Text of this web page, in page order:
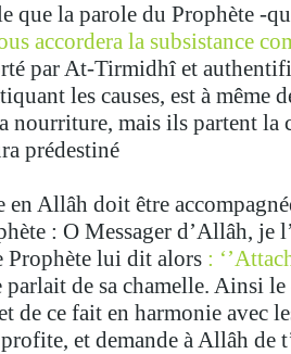
que la parole du Prophète -
accordera la subsistance
par At-Tirmidhî et
les causes, est à même
nourriture, mais ils partent
prédestiné.
Allâh doit être
: O Messager d’Allâh, je
Prophète lui dit alors :
de sa chamelle. Ainsi
ce fait en harmonie avec
et demande à Allâh de